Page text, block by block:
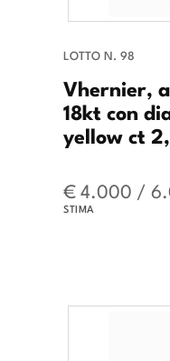
LOTTO N. 98
Vhernier,
18kt con
yellow ct
€ 4.000 /
STIMA